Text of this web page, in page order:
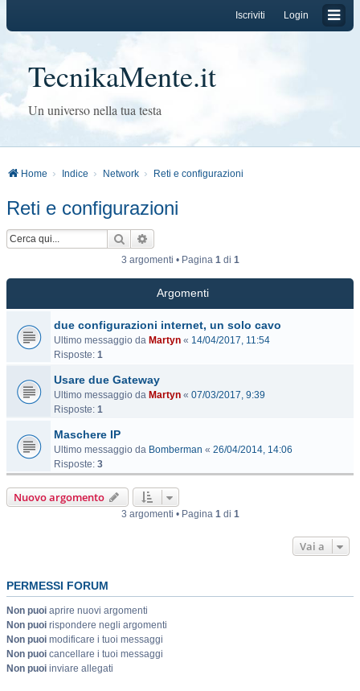
Login
Iscriviti
TecnikaMente.it
Un universo nella tua testa
Home Indice Network Reti e configurazioni
Reti e configurazioni
Cerca
3 argomenti • Pagina 1di 1
Argomenti
due configurazioni internet, un solo cavo
Ultimo messaggio da Martyn « 14/04/2017, 11:54
Risposte: 1
Usare due Gateway
Ultimo messaggio da Martyn « 07/03/2017, 9:39
Risposte: 1
Maschere IP
Ultimo messaggio da Bomberman « 26/04/2014, 14:06
Risposte: 3
Nuovo argomento
3 argomenti • Pagina 1di 1
Vai a
PERMESSI FORUM
Non puoi aprire nuovi argomenti
Non puoi rispondere negli argomenti
Non puoi modificare i tuoi messaggi
Non puoi cancellare i tuoi messaggi
Non puoi inviare allegati